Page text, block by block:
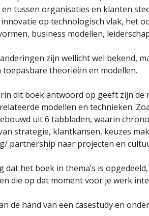
tussen organisaties en klanten
op technologisch vlak, het
business modellen,
zijn wellicht wel bekend,
theorieën en modellen.
dit boek antwoord op geeft zijn de
modellen en technieken.
uit 6 tabbladen, waarin
strategie, klantkansen, keuzes
partnership naar projecten en
het boek in thema’s is
die op dat moment voor je werk
de hand van een casestudy en